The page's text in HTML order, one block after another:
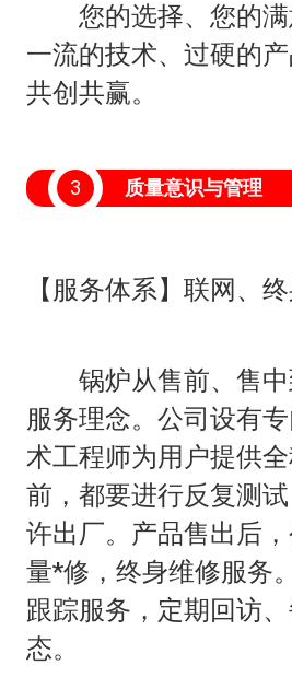
您的选择、您的满
一流的技术、过硬的
共创共赢。
质量意识与管理
3
【服务体系】联网、
锅炉从售前、售中
服务理念。公司设有
术工程师为用户提供
前，都要进行反复测
许出厂。产品售出后
量*修，终身维修服务
跟踪服务，定期回访
态。